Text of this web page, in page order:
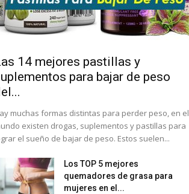
14 mejores pastillas y
para bajar de peso
muchas formas distintas para perder peso, en el
existen drogas, suplementos y pastillas para
el sueño de bajar de peso. Estos suelen...
Los TOP 5 mejores
quemadores de grasa para
mujeres en el...